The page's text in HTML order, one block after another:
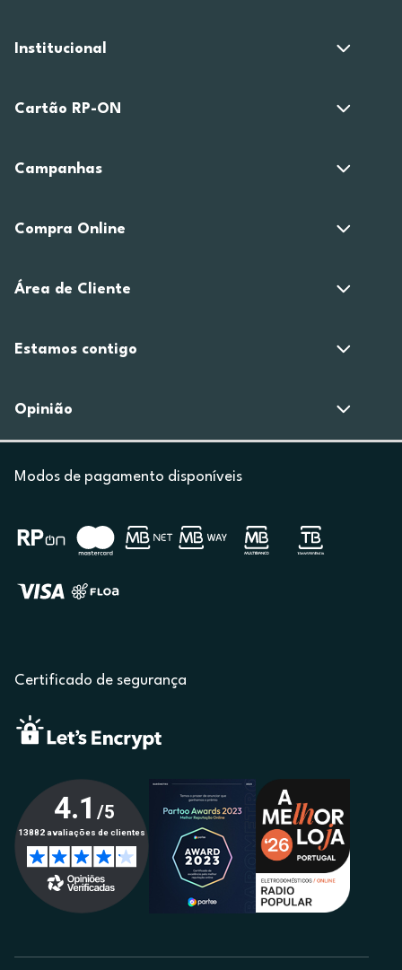
Institucional
Cartão RP-ON
Campanhas
Compra Online
Área de Cliente
Estamos contigo
Opinião
Modos de pagamento disponíveis
Certificado de segurança